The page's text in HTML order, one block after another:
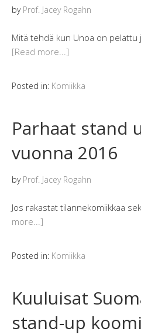
by Prof. Jacey Rogahn
Mitä tehdä kun Unoa on pelattu
[Read more...]
Posted in: Komiikka
Parhaat stand
vuonna 2016
by Prof. Jacey Rogahn
Jos rakastat tilannekomiikkaa
more...]
Posted in: Komiikka
Kuuluisat
stand-up